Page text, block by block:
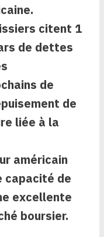
citent 1
de dettes
de
de
liée à la
américain
capacité de
excellente
boursier.